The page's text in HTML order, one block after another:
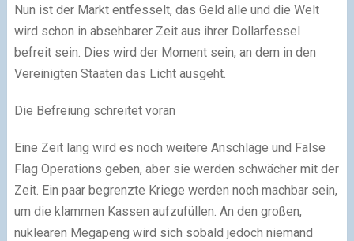
Nun ist der Markt entfesselt, das Geld alle und die Welt
wird schon in absehbarer Zeit aus ihrer Dollarfessel
befreit sein. Dies wird der Moment sein, an dem in den
Vereinigten Staaten das Licht ausgeht.
Die Befreiung schreitet voran
Eine Zeit lang wird es noch weitere Anschläge und False
Flag Operations geben, aber sie werden schwächer mit der
Zeit. Ein paar begrenzte Kriege werden noch machbar sein,
um die klammen Kassen aufzufüllen. An den großen,
nuklearen Megapeng wird sich sobald jedoch niemand